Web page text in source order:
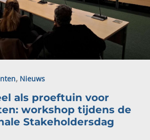
, Nieuws
als proeftuin voor
workshop tijdens de
Stakeholdersdag